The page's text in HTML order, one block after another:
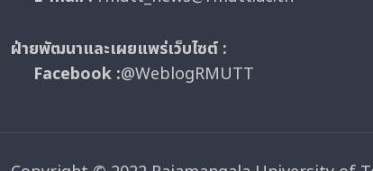
ฝ่ายพัฒนาและเผยแพร่เว็บไซต์ :
Facebook :@WeblogRMUTT